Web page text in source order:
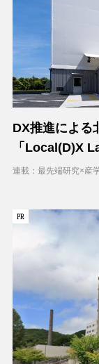
DX推進による
「Local(D)X
空間で地域DX
連載：最先端研究×産
PR
PR